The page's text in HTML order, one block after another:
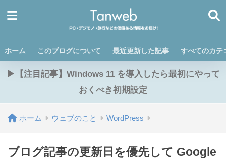
ホーム このブログについて 最近更新した記事 すべてのカテ
▶【注目記事】Windows 11 を導入したら最初にやって
おくべき初期設定
ホーム ウェブのこと WordPress
ブログ記事の更新日を優先して Google